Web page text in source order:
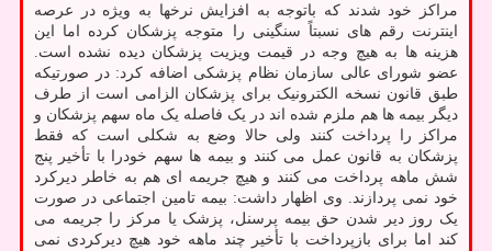
مراکز خود شدند که باتوجه به افزایش نرخها به ویژه در عرصه
اینترنت رقم های نسبتاً سنگینی را متوجه پزشکان کرده اما این
هزینه ها به هیچ وجه در قیمت ویزیت پزشکان دیده نشده است.
عضو شورای عالی سازمان نظام پزشکی اضافه کرد: در صورتیکه
طبق قانون نسخه الکترونیک برای پزشکان الزامی است از طرف
دیگر بیمه ها هم ملزم شده اند در یک فاصله یک ماه سهم پزشکان و
مراکز را پرداخت کنند ولی حالا وضع به شکلی است که فقط
پزشکان به قانون عمل می کنند و بیمه ها سهم خودرا با تأخیر پنج
شش ماهه پرداخت می کنند و هیچ جریمه ای هم به خاطر دیرکرد
خود نمی پردازند. وی اظهار داشت: بیمه تامین اجتماعی در صورت
یک روز دیر شدن حق بیمه پرسنل، پزشک یا مرکز را جریمه می
کند اما برای بازپرداخت با تأخیر چند ماهه خود هیچ دیرکردی نمی